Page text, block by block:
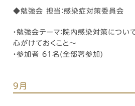
◆勉強会 担当：感染症対策委員会
・勉強会テーマ：院内感染対策につ
心がけておくこと～
・参加者 61名(全部署参加)
9月